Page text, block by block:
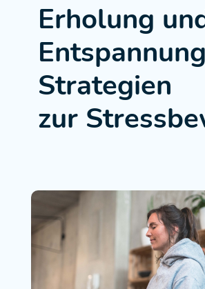
Erholung
Strategien
zur